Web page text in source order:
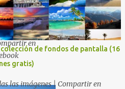
de pantalla (16
en
colección de fondos de pantalla (16
gratis)
las imágenes | Compartir en